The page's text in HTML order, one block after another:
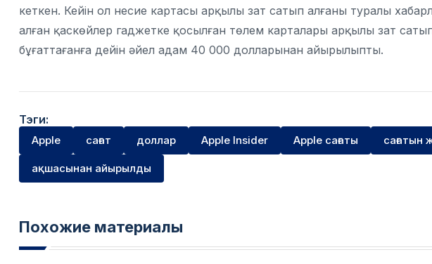
кеткен. Кейін ол несие картасы арқылы зат сатып алғаны туралы
алған қаскөйлер гаджетке қосылған төлем карталары арқылы зат
бұғаттағанға дейін әйел адам 40 000 долларынан айырылыпты.
Тэги:
Apple сағат доллар Apple Insider Apple сағаты сағатын
ақшасынан айырылды
Похожие материалы